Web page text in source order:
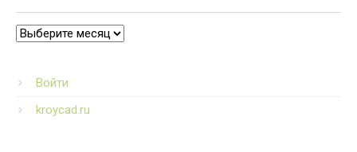
Архивы
Войти
kroycad.ru